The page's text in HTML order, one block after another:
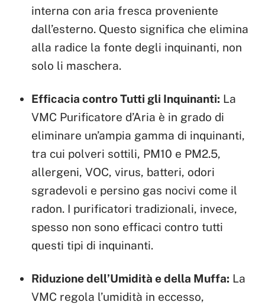
interna con aria fresca proveniente
dall’esterno. Questo significa che elimina
alla radice la fonte degli inquinanti, non
solo li maschera.
Efficacia contro Tutti gli Inquinanti: La
VMC Purificatore d’Aria è in grado di
eliminare un’ampia gamma di inquinanti,
tra cui polveri sottili, PM10 e PM2.5,
allergeni, VOC, virus, batteri, odori
sgradevoli e persino gas nocivi come il
radon. I purificatori tradizionali, invece,
spesso non sono efficaci contro tutti
questi tipi di inquinanti.
Riduzione dell’Umidità e della Muffa: La
VMC regola l’umidità in eccesso,